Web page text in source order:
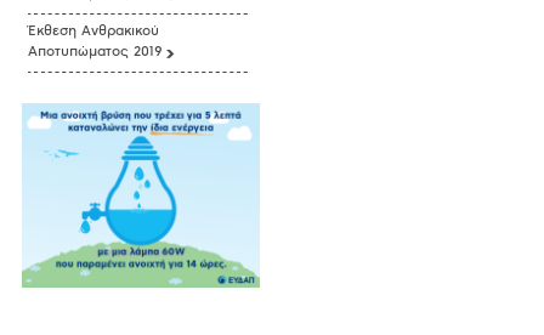
Έκθεση Ανθρακικού
Αποτυπώματος 2019